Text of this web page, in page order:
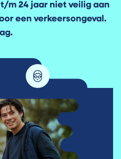
m 24 jaar niet veilig aan
een verkeersongeval.